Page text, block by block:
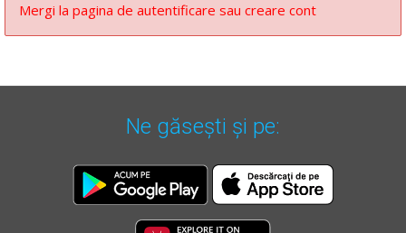
Mergi la pagina de autentificare sau creare cont
Ne găsești și pe: